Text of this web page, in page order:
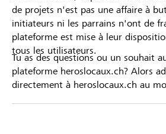
de projets n'est pas une affaire à
initiateurs ni les parrains n'ont de
plateforme est mise à leur
tous les utilisateurs.
Tu as des questions ou un souhait
plateforme heroslocaux.ch? Alors
directement à heroslocaux.ch au